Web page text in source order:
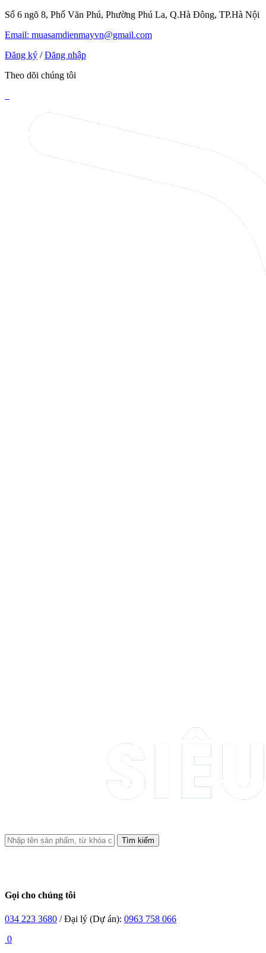
Số 6 ngõ 8, Phố Văn Phú, Phường Phú La, Q.Hà Đông, TP.Hà Nội
Email: muasamdienmayvn@gmail.com
Đăng ký / Đăng nhập
Theo dõi chúng tôi
Tìm kiếm
Gọi cho chúng tôi
034 223 3680 / Đại lý (Dự án): 0963 758 066
0